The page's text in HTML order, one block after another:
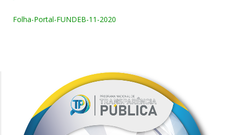
Folha-Portal-FUNDEB-11-2020